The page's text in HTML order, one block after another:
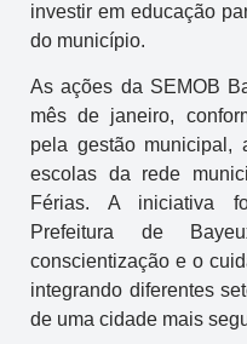
investir em educação
do município.
As ações da SEMOB
mês de janeiro,
pela gestão municipal,
escolas da rede
Férias. A iniciativa
Prefeitura de
conscientização e o
integrando diferentes
de uma cidade mais